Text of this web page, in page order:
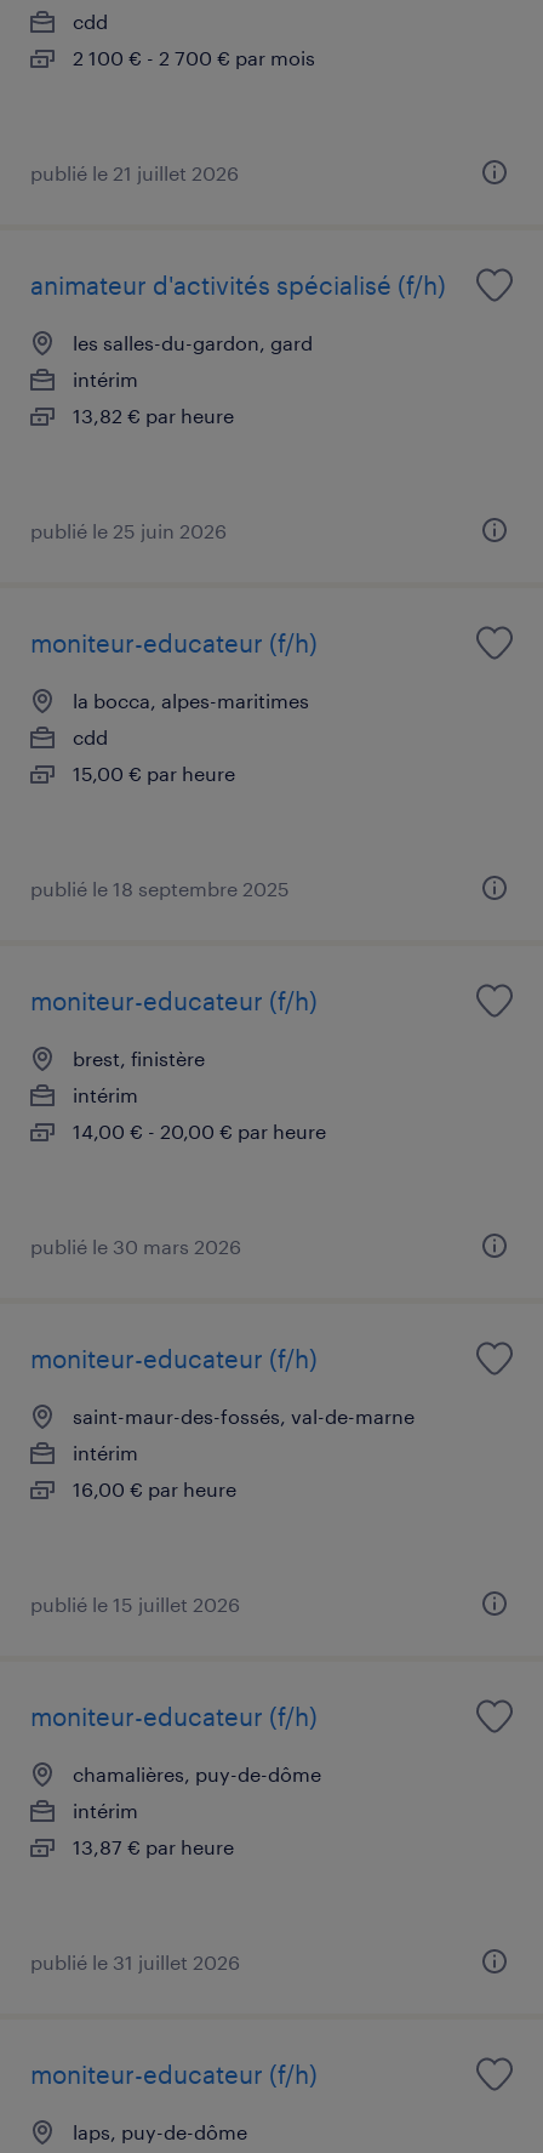
cdd
2 100 € - 2 700 € par mois
publié le 21 juillet 2026
animateur d'activités spécialisé (f/h)
les salles-du-gardon, gard
intérim
13,82 € par heure
publié le 25 juin 2026
moniteur-educateur (f/h)
la bocca, alpes-maritimes
cdd
15,00 € par heure
publié le 18 septembre 2025
moniteur-educateur (f/h)
brest, finistère
intérim
14,00 € - 20,00 € par heure
publié le 30 mars 2026
moniteur-educateur (f/h)
saint-maur-des-fossés, val-de-marne
intérim
16,00 € par heure
publié le 15 juillet 2026
moniteur-educateur (f/h)
chamalières, puy-de-dôme
intérim
13,87 € par heure
publié le 31 juillet 2026
moniteur-educateur (f/h)
laps, puy-de-dôme